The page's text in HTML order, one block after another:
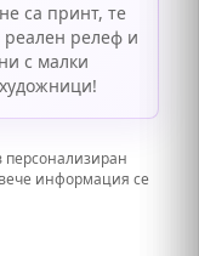
са принт, те
реален релеф и
с малки
персонализиран
информация се